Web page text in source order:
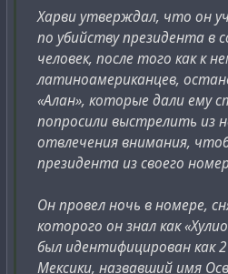
"Челленджера",
скандал. Он превратился в
политических скандалов в
настолько масштабный,
он приведёт к падению
Рейгана и почти всех, кто
Всё началось с
широко известна, как
гораздо более
года, всего за месяц до
американский военный
секунд после взлёта с
Гандер в Ньюфаундленде,
In 2012, the pandemic that
anticipating for years finally
new influenza strain —
was extremely virulent and
The pandemic also had a
international mobility of both
screeched to a halt,
and breaking global supply
normally bustling shops and
for months, devoid of both
However, a few countries did
particular. The Chinese
Харви утверждал, что он
по убийству президента в
человек, после того как к
латиноамериканцев,
«Алан», которые дали ему
попросили выстрелить из
отвлечения внимания,
президента из своего
Он провел ночь в номере,
которого он знал как
был идентифицирован как
Мексики, назвавший имя